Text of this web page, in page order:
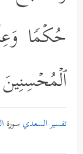
حُكۡمࣰا
ٱلۡمُحۡسِنِینَ
تفسير السعدي سورة